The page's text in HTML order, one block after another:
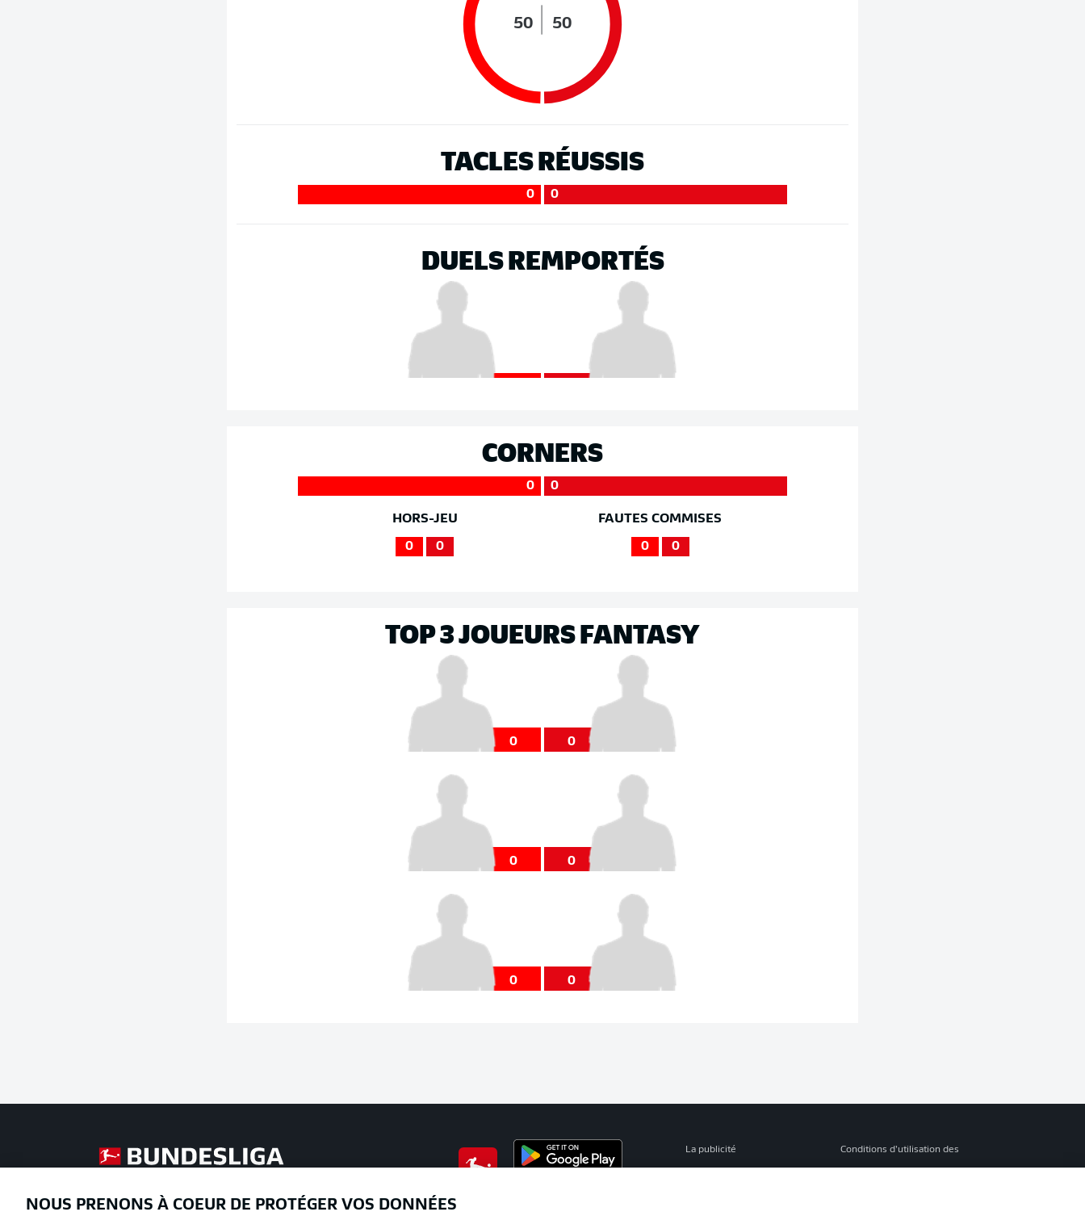
50 50
TACLES RÉUSSIS
0 0
DUELS REMPORTÉS
CORNERS
0 0
HORS-JEU
0 0
FAUTES COMMISES
0 0
TOP 3 JOUEURS FANTASY
0 0
0 0
0 0
La publicité Conditions d’utilisation des
NOUS PRENONS À COEUR DE PROTÉGER VOS DONNÉES